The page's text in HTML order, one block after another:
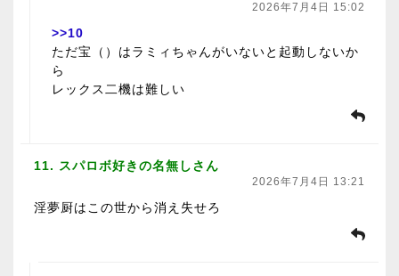
2026年7月4日 15:02
>>10
ただ宝（）はラミィちゃんがいないと起動しないか
ら
レックス二機は難しい
11. スパロボ好きの名無しさん
2026年7月4日 13:21
淫夢厨はこの世から消え失せろ